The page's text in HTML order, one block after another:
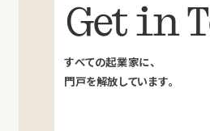
Get in
すべての起業家に、
門戸を解放しています。